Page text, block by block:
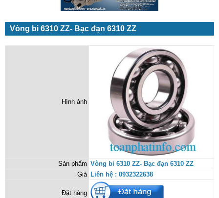
Vòng bi 6310 ZZ- Bạc đạn 6310 ZZ
Hình ảnh
Sản phẩm Vòng bi 6310 ZZ- Bạc đạn 6310 ZZ
Giá Liên hệ : 0932322638
Đặt hàng